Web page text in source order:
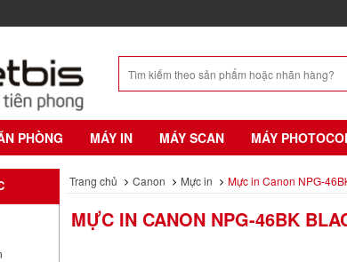
PHÒNG MÁY IN MÁY SCAN MÁY
Trang chủ Canon Mực in Mực in Canon NPG-
MỰC IN CANON NPG-46BK